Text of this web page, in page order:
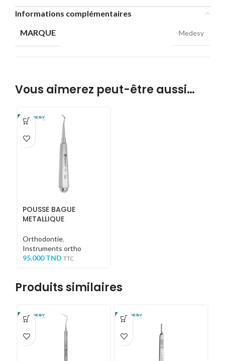
Informations complémentaires
MARQUE
Medesy
Vous aimerez peut-être aussi…
POUSSE BAGUE
METALLIQUE
Orthodontie,
Instruments ortho
95.000TND TTC
Produits similaires